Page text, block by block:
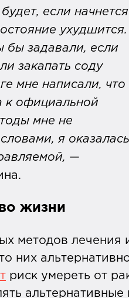
если начнется
ухудшится.
бы задавали, если
закапать соду
мне написали, что
к официальной
мне не
я оказалась
—
жизни
методов лечения
них
риск умереть от
альтернативные